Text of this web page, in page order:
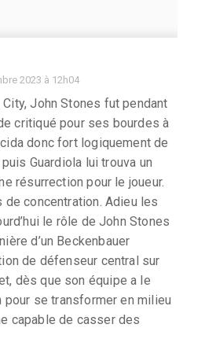
2023 à 12h04
John Stones fut pendant
critiqué pour ses bourdes à
donc fort logiquement de
Guardiola lui trouva un
résurrection pour le joueur.
concentration. Adieu les
le rôle de John Stones
d’un Beckenbauer
de défenseur central sur
dès que son équipe a le
pour se transformer en milieu
capable de casser des